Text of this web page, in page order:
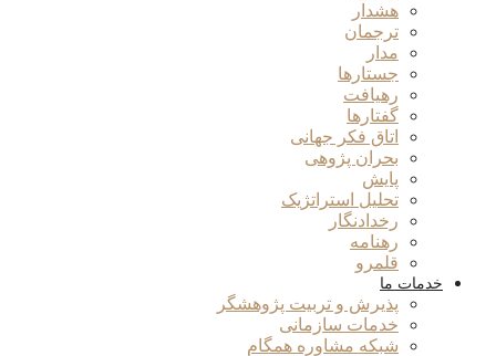
هشدار
ترجمان
مدار
جستارها
رهیافت
گفتارها
اتاق فکر جهانی
بحران پژوهی
پایش
تحلیل استراتژیک
رخدادنگار
رهنامه
قلمرو
خدمات ما
پذیرش و تربیت پژوهشگر
خدمات سازمانی
شبکه مشاوره همگام